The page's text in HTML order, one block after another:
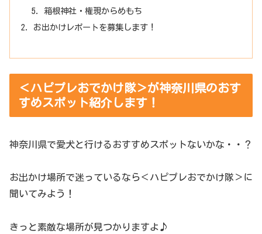
箱根神社・権現からめもち
お出かけレポートを募集します！
＜ハピプレおでかけ隊＞が神奈川県のおす
すめスポット紹介します！
神奈川県で愛犬と行けるおすすめスポットないかな・・？
お出かけ場所で迷っているなら＜ハピプレおでかけ隊＞に
聞いてみよう！
きっと素敵な場所が見つかりますよ♪